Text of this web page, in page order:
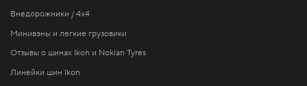
Внедорожники / 4x4
Минивэны и легкие грузовики
Отзывы о шинах Ikon и Nokian Tyres
Линейки шин Ikon